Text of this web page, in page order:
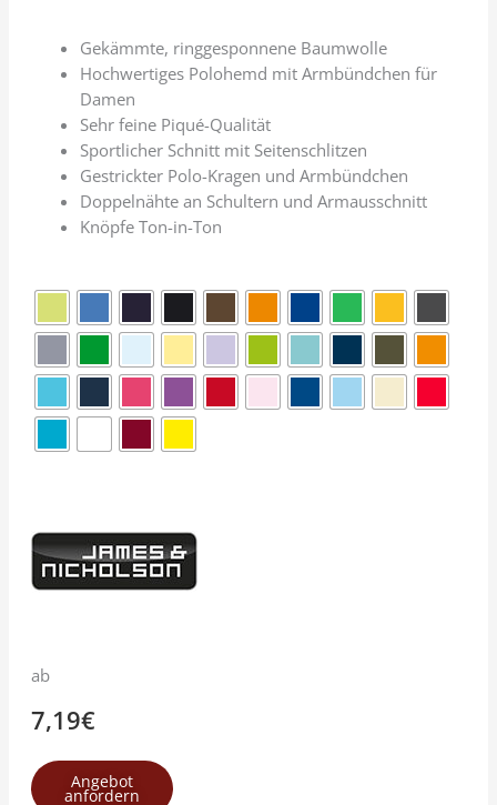
Gekämmte, ringgesponnene Baumwolle
Hochwertiges Polohemd mit Armbündchen für
Damen
Sehr feine Piqué-Qualität
Sportlicher Schnitt mit Seitenschlitzen
Gestrickter Polo-Kragen und Armbündchen
Doppelnähte an Schultern und Armausschnitt
Knöpfe Ton-in-Ton
ab
7,19€
Angebot
anfordern